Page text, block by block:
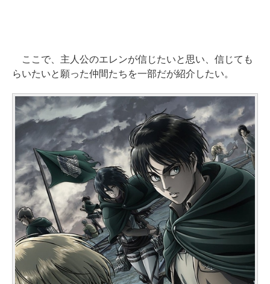
ここで、主人公のエレンが信じたいと思い、信じても
らいたいと願った仲間たちを一部だが紹介したい。